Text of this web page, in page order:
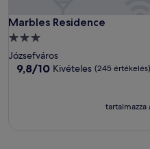
Marbles Residence
Marbles Residence
3.0
csillagos
szálláshely
Józsefváros
9.8
9,8/10 Kivételes (245 értékelés)